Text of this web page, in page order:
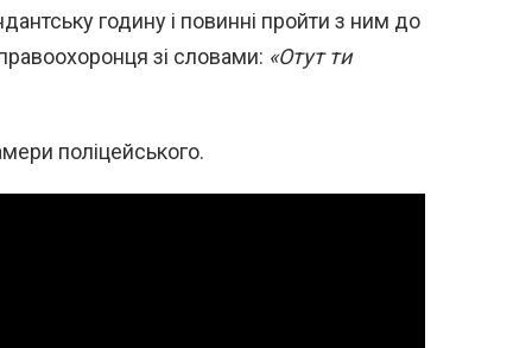
годину і повинні пройти з ним до
зі словами: «Отут ти
поліцейського.